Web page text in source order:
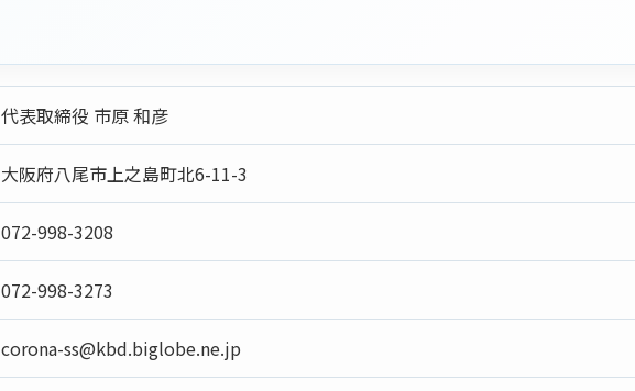
代表取締役 市原 和彦
大阪府八尾市上之島町北6-11-3
072-998-3208
072-998-3273
corona-ss@kbd.biglobe.ne.jp